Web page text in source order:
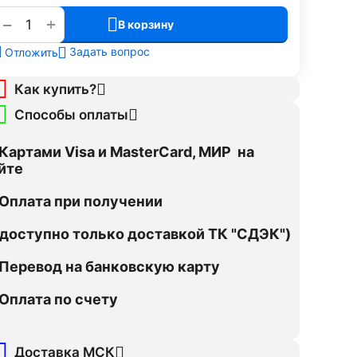
+
− В корзину
Отложить Задать вопрос
Как купить?
Способы оплаты
Visa и MasterCard, МИР на
при получении
только доставкой ТК "СДЭК")
на банковскую карту
по счету
Доставка МСК